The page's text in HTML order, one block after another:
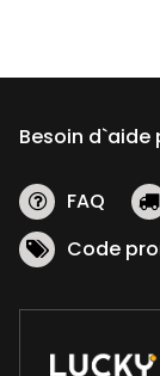
Besoin
FAQ
Code